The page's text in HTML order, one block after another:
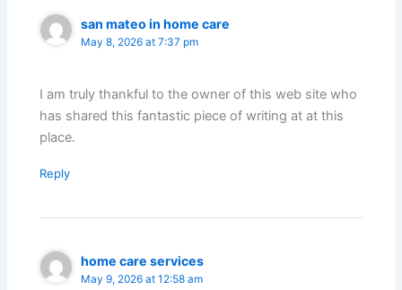
san mateo in home care
May 8, 2026 at 7:37 pm
I am truly thankful to the owner of this web site who
has shared this fantastic piece of writing at at this
place.
Reply
home care services
May 9, 2026 at 12:58 am